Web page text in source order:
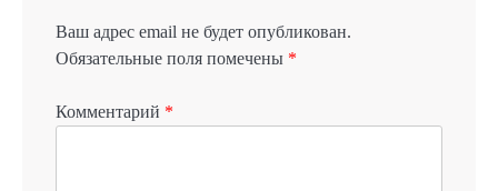
Ваш адрес email не будет опубликован.
Обязательные поля помечены *
Комментарий *